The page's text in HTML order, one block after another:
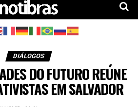
DIÁLOGOS
DO FUTURO REÚNE
EM SALVADOR